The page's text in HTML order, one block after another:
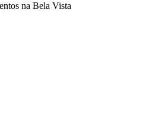
na Bela Vista